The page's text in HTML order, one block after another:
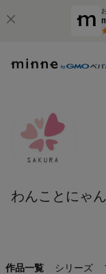
わんことにゃ
作品一覧 シリーズ